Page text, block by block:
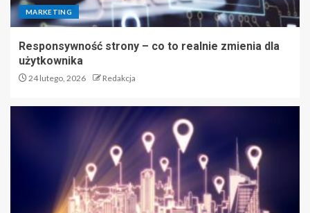
MARKETING
Responsywność strony – co to realnie zmienia dla
użytkownika
24 lutego, 2026 Redakcja